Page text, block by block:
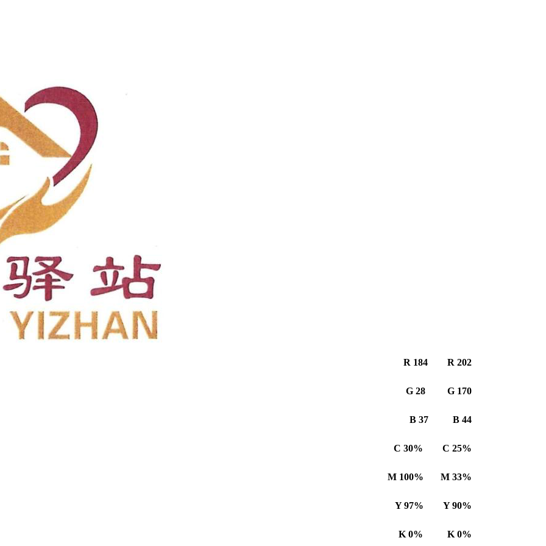
R 184 R 202
G 28 G 170
B 37 B 44
C 30% C 25%
M 100% M 33%
Y97% Y 90%
K 0% K 0%